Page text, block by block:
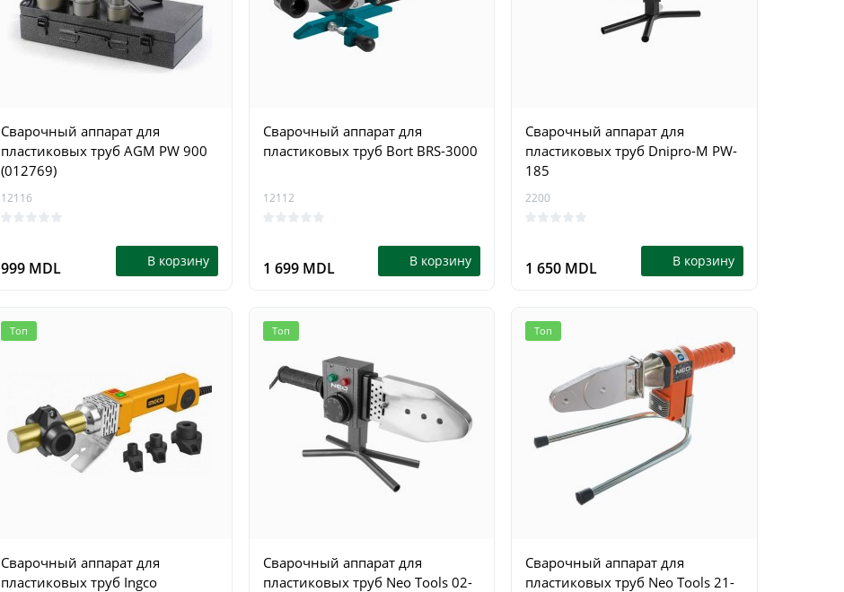
15411
0
Сварочный аппарат для
пластиковых труб AGM PW 900
(012769)
12116
999 MDL В корзину
Сварочный аппарат для
пластиковых труб Bort BRS-3000
12112
1 699 MDL В корзину
Сварочный аппарат для
пластиковых труб Dnipro-M PW-
185
2200
1 650 MDL В корзину
Топ
Сварочный аппарат для
пластиковых труб Ingco
Топ
Сварочный аппарат для
пластиковых труб Neo Tools 02-
Топ
Сварочный аппарат для
пластиковых труб Neo Tools 21-